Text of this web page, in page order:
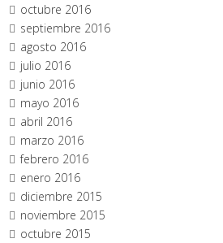
octubre 2016
septiembre 2016
agosto 2016
julio 2016
junio 2016
mayo 2016
abril 2016
marzo 2016
febrero 2016
enero 2016
diciembre 2015
noviembre 2015
octubre 2015